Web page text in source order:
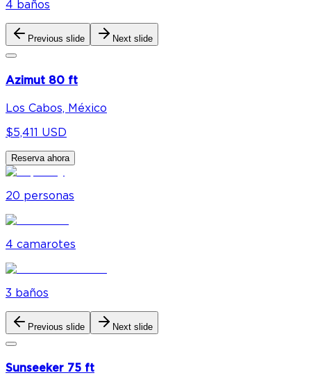
4 baños
Previous slide Next slide
Azimut 80 ft
Los Cabos, México
$5,411 USD
Reserva ahora
20 personas
4 camarotes
3 baños
Previous slide Next slide
Sunseeker 75 ft